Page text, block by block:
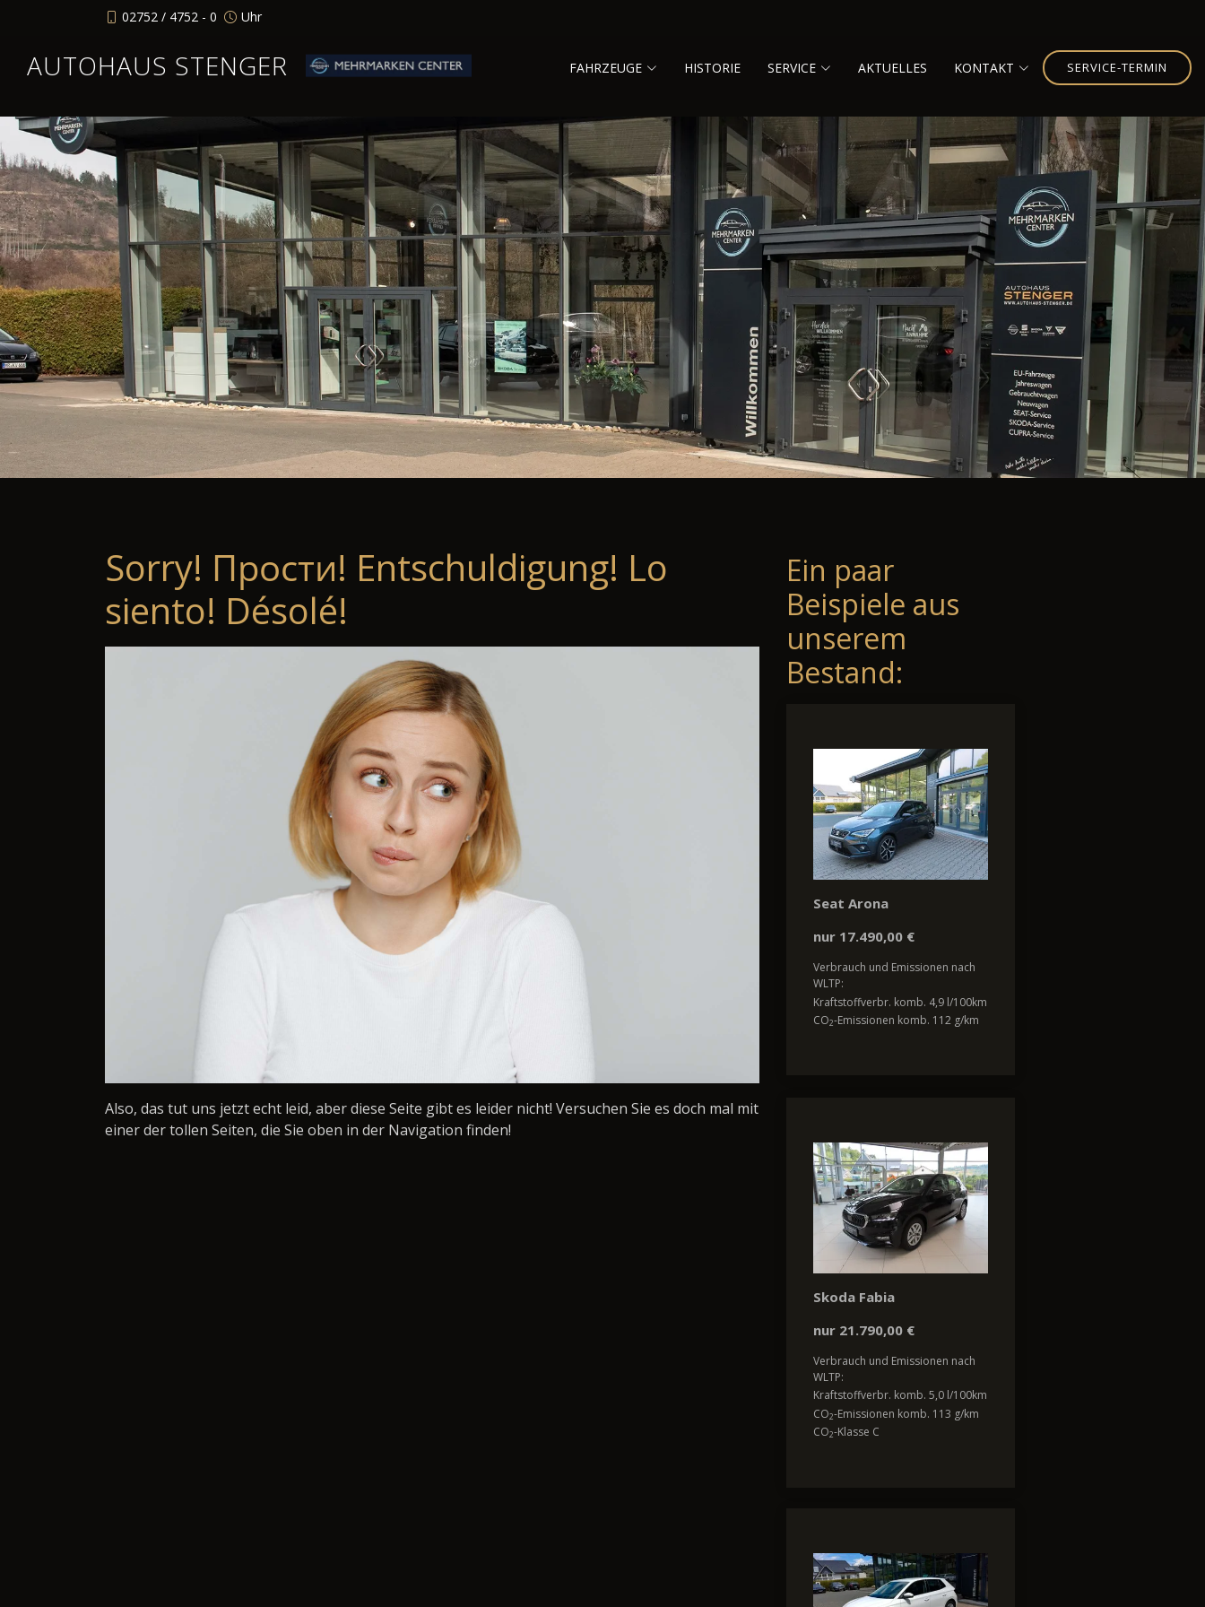
02752 / 4752 - 0 Uhr
AUTOHAUS STENGER FAHRZEUGE HISTORIE SERVICE AKTUELLES KONTAKT SERVICE-TERMIN
Sorry! Прости! Entschuldigung! Lo
siento! Désolé!
Also, das tut uns jetzt echt leid, aber diese Seite gibt es leider nicht! Versuchen Sie es doch mal mit
einer der tollen Seiten, die Sie oben in der Navigation finden!
Ein paar
Beispiele aus
unserem
Bestand:
Seat Arona
nur 17.490,00 €
Verbrauch und Emissionen nach
WLTP:
Kraftstoffverbr. komb. 4,9 l/100km
CO2-Emissionen komb. 112 g/km
Skoda Fabia
nur 21.790,00 €
Verbrauch und Emissionen nach
WLTP:
Kraftstoffverbr. komb. 5,0 l/100km
CO2-Emissionen komb. 113 g/km
CO2-Klasse C